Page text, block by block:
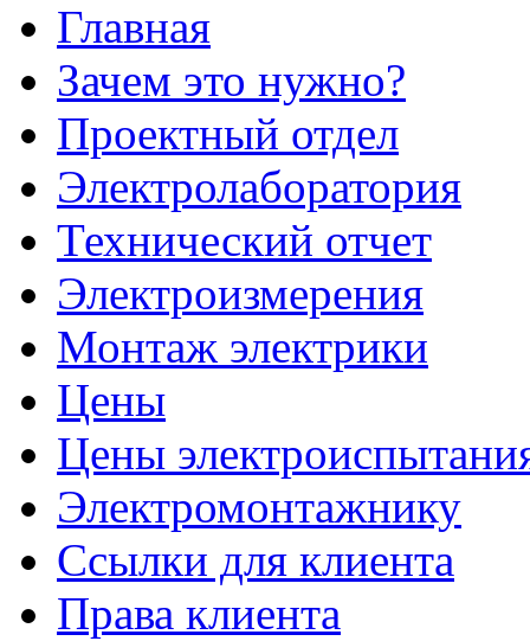
Главная
Зачем это нужно?
Проектный отдел
Электролаборатория
Технический отчет
Электроизмерения
Монтаж электрики
Цены
Цены
Электромонтажнику
Ссылки для клиента
Права клиента